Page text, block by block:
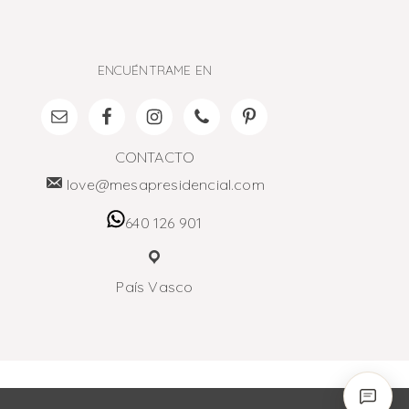
ENCUÉNTRAME EN
CONTACTO
love@mesapresidencial.com
640 126 901
País Vasco